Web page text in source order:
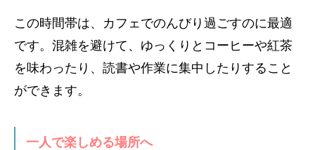
この時間帯は、カフェでのんびり過ごすのに最適
です。混雑を避けて、ゆっくりとコーヒーや紅茶
を味わったり、読書や作業に集中したりすること
ができます。
一人で楽しめる場所へ